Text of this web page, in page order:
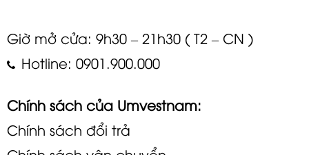
Giờ mở cửa: 9h30 – 21h30 ( T2 – CN )
Hotline: 0901.900.000
Chính sách của Umvestnam:
Chính sách đổi trả